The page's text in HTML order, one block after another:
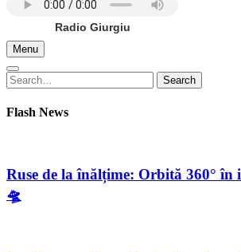
Radio Giurgiu
Menu
Search
for:
Search
Flash News
Ruse de la înălțime: Orbită 360° în
🛸